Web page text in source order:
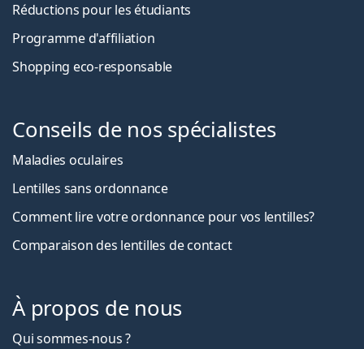
Réductions pour les étudiants
Programme d'affiliation
Shopping eco-responsable
Conseils de nos spécialistes
Maladies oculaires
Lentilles sans ordonnance
Comment lire votre ordonnance pour vos lentilles?
Comparaison des lentilles de contact
À propos de nous
Qui sommes-nous ?